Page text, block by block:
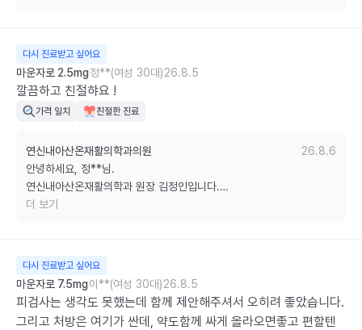
친절하고 세심한 진료를 이어가겠습니다.
다음에도 편안한 마음으로 찾아주세요.
감사합니다.
다시 진료받고 싶어요
마운자로 2.5mg정**(여성 30대)26.8.5
깔끔하고 친절햐요 !
가격 일치 친절한 진료
연신내아산온재활의학과의원
26.8.6
안녕하세요, 정**님.
연신내아산온재활의학과 원장 김정인입니다.
감사합니다.
더 보기
다시 진료받고 싶어요
마운자로 7.5mg이**(여성 30대)26.8.5
피검사는 생각도 못했는데 함께 제안해주셔서 오히려 좋았습니다.
그리고 처방은 여기가 싼데, 약도함께 싸게 올라오면좋고 편할텐